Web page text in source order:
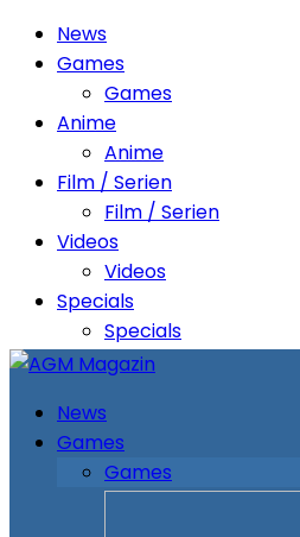
News
Games
Games
Anime
Anime
Film / Serien
Film / Serien
Videos
Videos
Specials
Specials
News
Games
Games